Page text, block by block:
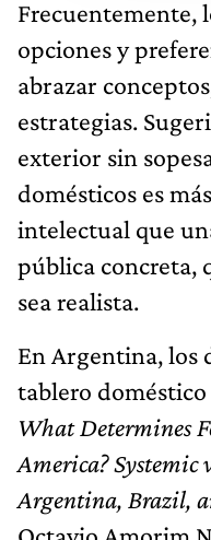
Frecuentemente,
opciones y
abrazar
estrategias.
exterior sin
domésticos es
intelectual que
pública concreta,
sea realista.
En Argentina, los
tablero
What Determines
America? Systemic
Argentina, Brazil,